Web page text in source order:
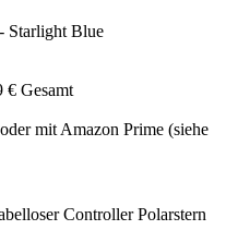
Starlight Blue
€ Gesamt
mit Amazon Prime (siehe
Controller Polarstern